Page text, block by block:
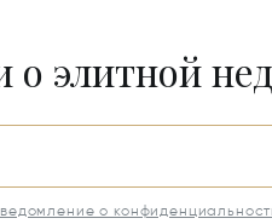
о элитной
о